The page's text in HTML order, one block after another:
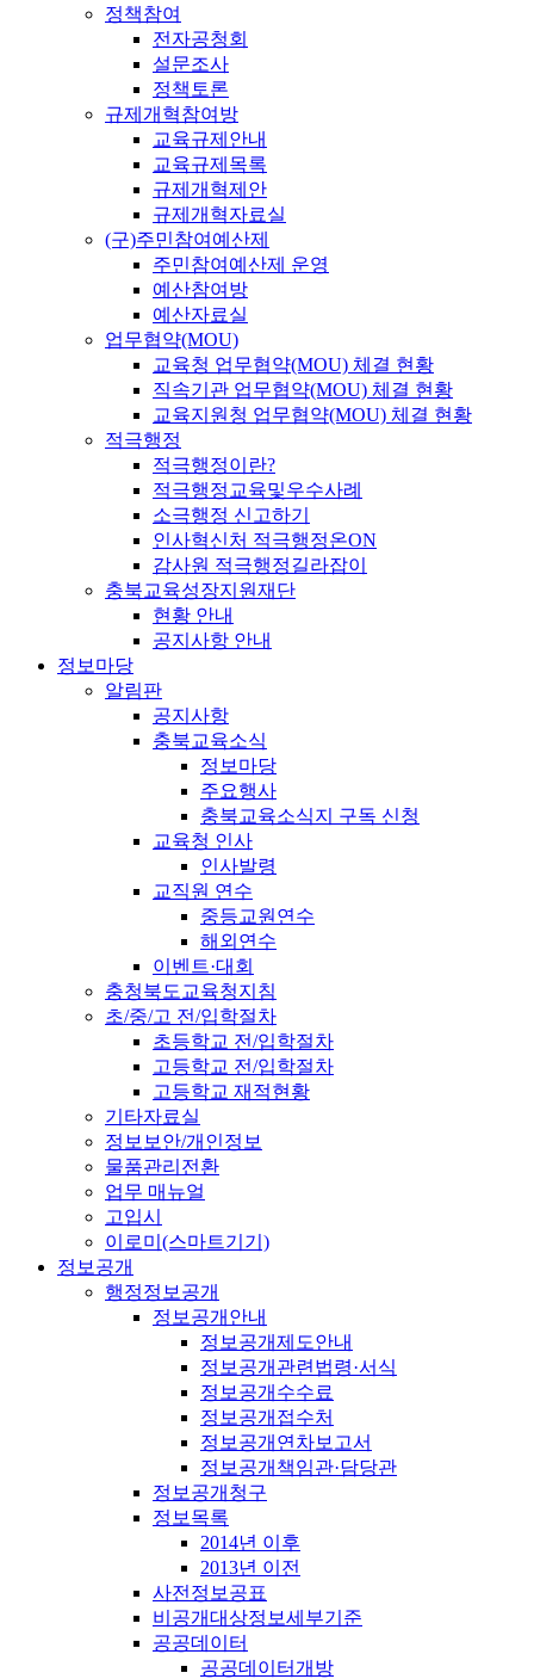
정책참여
전자공청회
설문조사
정책토론
규제개혁참여방
교육규제안내
교육규제목록
규제개혁제안
규제개혁자료실
(구)주민참여예산제
주민참여예산제 운영
예산참여방
예산자료실
업무협약(MOU)
교육청 업무협약(MOU) 체결 현황
직속기관 업무협약(MOU) 체결 현황
교육지원청 업무협약(MOU) 체결 현황
적극행정
적극행정이란?
적극행정교육및우수사례
소극행정 신고하기
인사혁신처 적극행정온ON
감사원 적극행정길라잡이
충북교육성장지원재단
현황 안내
공지사항 안내
정보마당
알림판
공지사항
충북교육소식
정보마당
주요행사
충북교육소식지 구독 신청
교육청 인사
인사발령
교직원 연수
중등교원연수
해외연수
이벤트·대회
충청북도교육청지침
초/중/고 전/입학절차
초등학교 전/입학절차
고등학교 전/입학절차
고등학교 재적현황
기타자료실
정보보안/개인정보
물품관리전환
업무 매뉴얼
고입시
이로미(스마트기기)
정보공개
행정정보공개
정보공개안내
정보공개제도안내
정보공개관련법령·서식
정보공개수수료
정보공개접수처
정보공개연차보고서
정보공개책임관·담당관
정보공개청구
정보목록
2014년 이후
2013년 이전
사전정보공표
비공개대상정보세부기준
공공데이터
공공데이터개방